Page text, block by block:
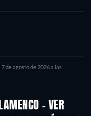
7 de agosto de 2026a las
- VER